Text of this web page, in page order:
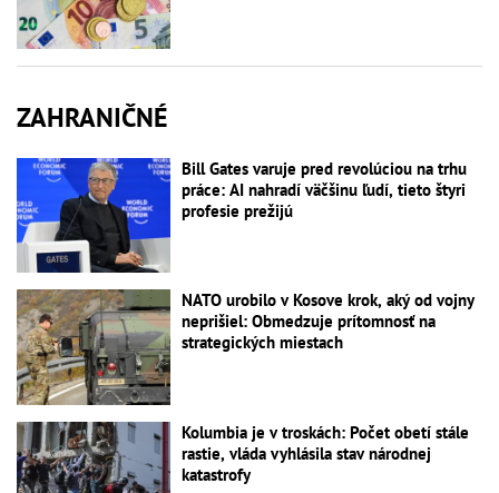
ZAHRANIČNÉ
Bill Gates varuje pred revolúciou na trhu
práce: AI nahradí väčšinu ľudí, tieto štyri
profesie prežijú
NATO urobilo v Kosove krok, aký od vojny
neprišiel: Obmedzuje prítomnosť na
strategických miestach
Kolumbia je v troskách: Počet obetí stále
rastie, vláda vyhlásila stav národnej
katastrofy